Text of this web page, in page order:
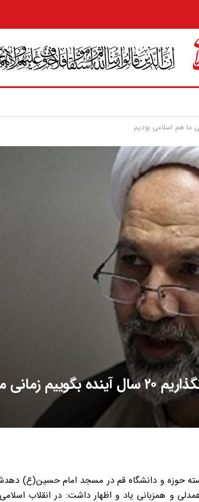
عده ای دنبال راه انداختن آنتالیای ایرانی هستند/ نگذاریم ۲۰ سال آینده
حوزه و دانشگاه قم در مسجد امام حسین(ع)
و همزبانی یاد و اظهار داشت: در انقلاب